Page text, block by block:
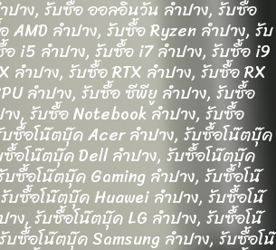
ปาง, รับซื้อ ออลอินวัน ลำปาง, รับซื้อ
ลำปาง, รับซื้อ Ryzen ลำปาง, รับ
i5 ลำปาง, รับซื้อ i7 ลำปาง, รับซื้อ i9
ลำปาง, รับซื้อ RTX ลำปาง, รับซื้อ RX
ลำปาง, รับซื้อ ซีพียู ลำปาง, รับซื้อ
ง, รับซื้อ Notebook ลำปาง, รับซื้อ
ซื้อโน๊ตบุ๊ค Acer ลำปาง, รับซื้อโน๊ตบุ๊ค
ซื้อโน๊ตบุ๊ค Dell ลำปาง, รับซื้อโน๊ตบุ๊ค
ซื้อโน๊ตบุ๊ค Gaming ลำปาง, รับซื้อโน๊
บซื้อโน๊ตบุ๊ค Huawei ลำปาง, รับซื้อโน๊
ง, รับซื้อโน๊ตบุ๊ค LG ลำปาง, รับซื้อโน๊
ซื้อโน๊ตบุ๊ค Samsung ลำปาง, รับซื้อโน๊